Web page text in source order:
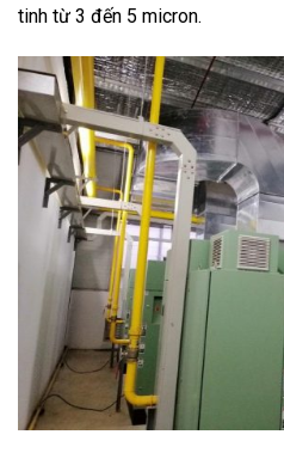
tinh từ 3 đến 5 micron.